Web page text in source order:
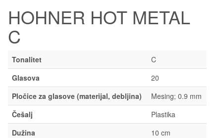
HOHNER HOT METAL
C
Tonalitet
C
Glasova
20
Pločice za glasove (materijal, debljina)
Mesing; 0.9 mm
Češalj
Plastika
Dužina
10 cm